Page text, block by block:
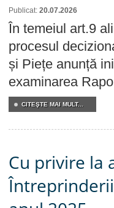
Publicat: 20.07.2026
În temeiul art.9
procesul
și Piețe anunță
examinarea
CITEŞTE MAI MULT...
Cu privire la